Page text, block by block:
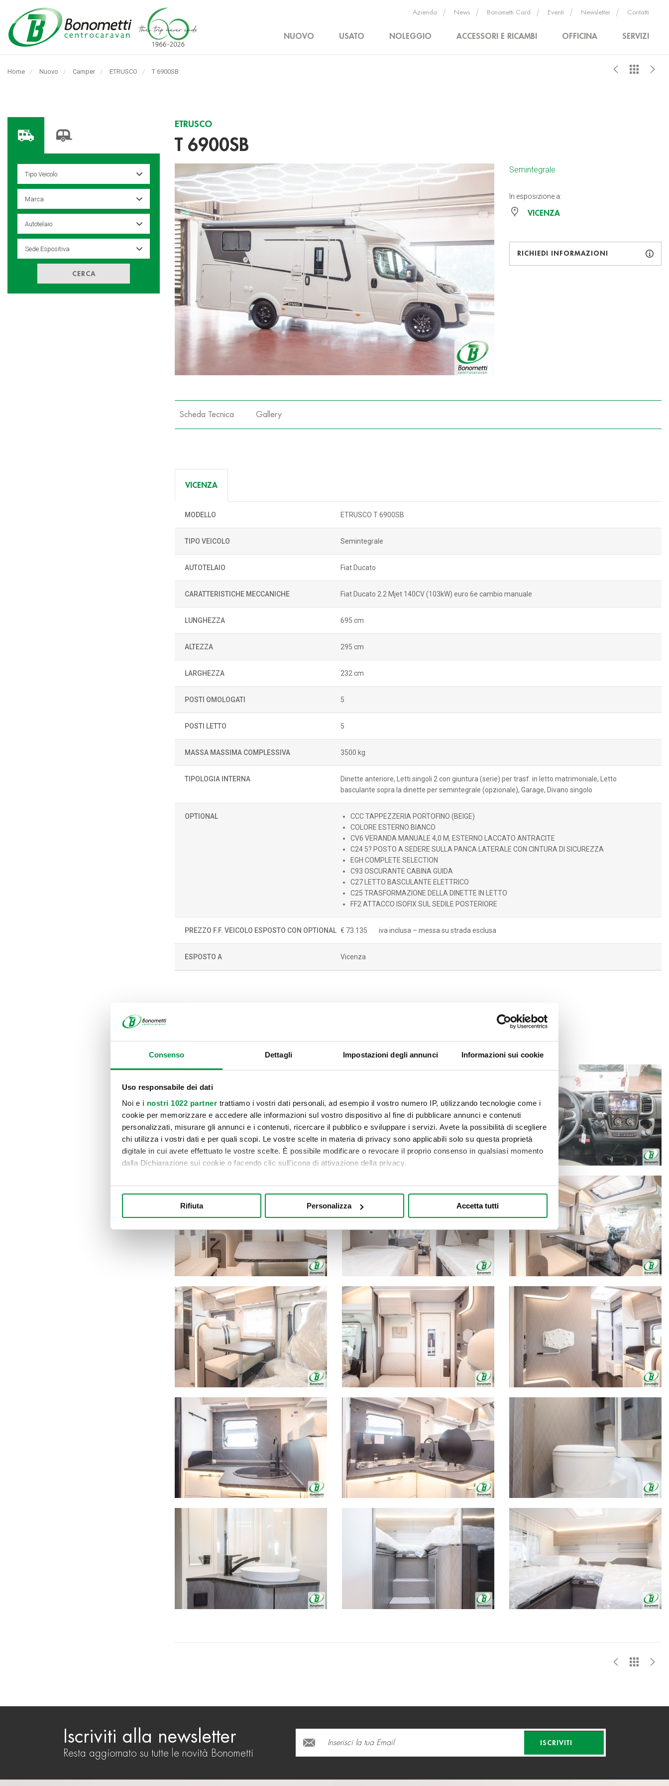
Consenso Dettagli Impostazioni degli annunci Informazioni sui cookie
Uso responsabile dei dati
Noi e i nostri 1022 partner trattiamo i vostri dati personali, ad esempio il vostro numero IP, utilizzando tecnologie come i
cookie per memorizzare e accedere alle informazioni sul vostro dispositivo al fine di pubblicare annunci e contenuti
personalizzati, misurare gli annunci e i contenuti, ricercare il pubblico e sviluppare i servizi. Avete la possibilità di scegliere
chi utilizza i vostri dati e per quali scopi. Le vostre scelte in materia di privacy sono applicabili solo su questa proprietà
digitale in cui avete effettuato le vostre scelte. È possibile modificare o revocare il proprio consenso in qualsiasi momento
dalla Dichiarazione sui cookie o facendo clic sull'icona di attivazione della privacy.
Con il tuo consenso, vorremmo anche:
Identificare il tuo dispositivo, scansionandolo attivamente alla ricerca di caratteristiche specifiche (impronte
Approfondisci come vengono elaborati i tuoi dati personali e imposta le tue preferenze nella
sezione dettagli
. Puoi
modificare o ritirare il tuo consenso in qualsiasi momento dalla Dichiarazione sui cookie.
Utilizziamo i cookie per personalizzare contenuti ed annunci, per fornire funzionalità dei social media e per analizzare il
nostro traffico. Condividiamo inoltre informazioni sul modo in cui utilizza il nostro sito con i nostri partner che si occupano
di analisi dei dati web, pubblicità e social media, i quali potrebbero combinarle con altre informazioni che ha fornito loro o
che hanno raccolto dal suo utilizzo dei loro servizi.
Rifiuta Personalizza Accetta tutti
Automarket
Srl
NUOVO USATO NOLEGGIO ACCESSORI E RICAMBI OFFICINA SERVIZI
Azienda News Bonometti Card Eventi Newsletter Contatti
Home Nuovo Camper ETRUSCO
Pagina
T 6900SB
CERCA
ETRUSCO
T 6900SB
Semintegrale
In esposizione a:
VICENZA
RICHIEDI INFORMAZIONI
Scheda Tecnica Gallery
VICENZA
MODELLO ETRUSCO T 6900SB
TIPO VEICOLO Semintegrale
AUTOTELAIO Fiat Ducato
CARATTERISTICHE MECCANICHE Fiat Ducato 2.2 Mjet 140CV (103kW) euro 6e cambio manuale
LUNGHEZZA 695 cm
ALTEZZA 295 cm
LARGHEZZA 232 cm
POSTI OMOLOGATI 5
POSTI LETTO 5
MASSA MASSIMA COMPLESSIVA 3500 kg
TIPOLOGIA INTERNA
Dinette anteriore, Letti singoli 2 con giuntura (serie) per trasf. in letto matrimoniale, Letto
basculante sopra la dinette per semintegrale (opzionale), Garage, Divano singolo
OPTIONAL
CCC TAPPEZZERIA PORTOFINO (BEIGE)
COLORE ESTERNO BIANCO
CV6 VERANDA MANUALE 4,0 M, ESTERNO LACCATO ANTRACITE
C24 5? POSTO A SEDERE SULLA PANCA LATERALE CON CINTURA DI SICUREZZA
EGH COMPLETE SELECTION
C93 OSCURANTE CABINA GUIDA
C27 LETTO BASCULANTE ELETTRICO
C25 TRASFORMAZIONE DELLA DINETTE IN LETTO
FF2 ATTACCO ISOFIX SUL SEDILE POSTERIORE
PREZZO F.F. VEICOLO ESPOSTO CON OPTIONAL € 73.135 iva inclusa – messa su strada esclusa
ESPOSTO A Vicenza
Iscriviti alla newsletter
Resta aggiornato su tutte le novità Bonometti
ISCRIVITI